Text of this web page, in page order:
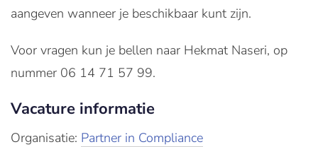
aangeven wanneer je beschikbaar kunt zijn.
Voor vragen kun je bellen naar Hekmat Naseri, op
nummer 06 14 71 57 99.
Vacature informatie
Organisatie: Partner in Compliance